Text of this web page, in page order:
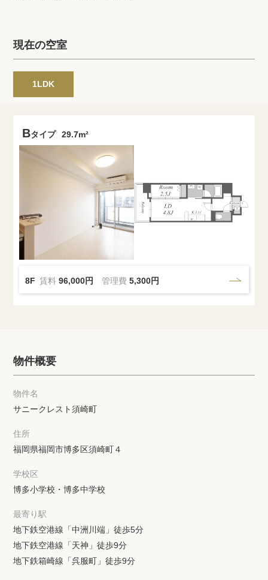
プライバシーポリシー
現在の空室
1LDK
Bタイプ 29.7m²
8F 賃料96,000円 管理費5,300円
物件概要
物件名
サニークレスト須崎町
住所
福岡県福岡市博多区須崎町４
学校区
博多小学校・博多中学校
最寄り駅
地下鉄空港線「中洲川端」徒歩5分
地下鉄空港線「天神」徒歩9分
地下鉄箱崎線「呉服町」徒歩9分